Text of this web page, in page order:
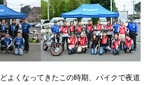
よくなってきたこの時期、バイクで夜道